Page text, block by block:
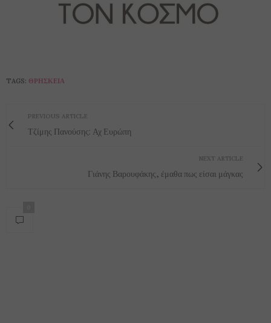
TAGS: ΘΡΗΣΚΕΊΑ
PREVIOUS ARTICLE
Τζίμης Πανούσης: Αχ Ευρώπη
NEXT ARTICLE
Γιάνης Βαρουφάκης, έμαθα πως είσαι μάγκας